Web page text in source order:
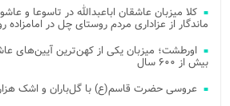
کلا میزبان عاشقان اباعبدالله در تاسوعا و
ماندگار از عزاداری مردم روستای چل در امامزاده
اورطشت؛ میزبان یکی از کهن‌ترین آیین‌های
بیش از ۶۰۰ سال
عروسی حضرت قاسم(ع) با گل‌باران و اشک